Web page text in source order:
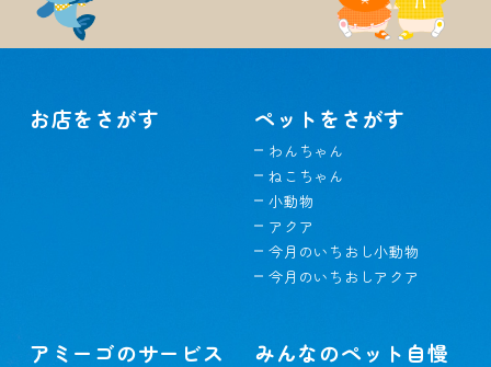
お店をさがす ペットをさがす
わんちゃん
ねこちゃん
小動物
アクア
今月のいちおし小動物
今月のいちおしアクア
アミーゴのサービス みんなのペット自慢